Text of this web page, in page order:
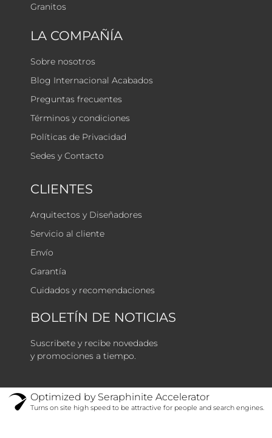
LA COMPAÑÍA
Sobre nosotros
Blog Internacional Acabados
Preguntas frecuentes
Términos y condiciones
Políticas de Privacidad
Sedes y Contacto
CLIENTES
Arquitectos y Diseñadores
Servicio al cliente
Envío
Garantía
Cuidados y recomendaciones
BOLETÍN DE NOTICIAS
Suscribete y recibe novedades
y promociones a tiempo.
Optimized by Seraphinite Accelerator
Turns on site high speed to be attractive for people and search engines.